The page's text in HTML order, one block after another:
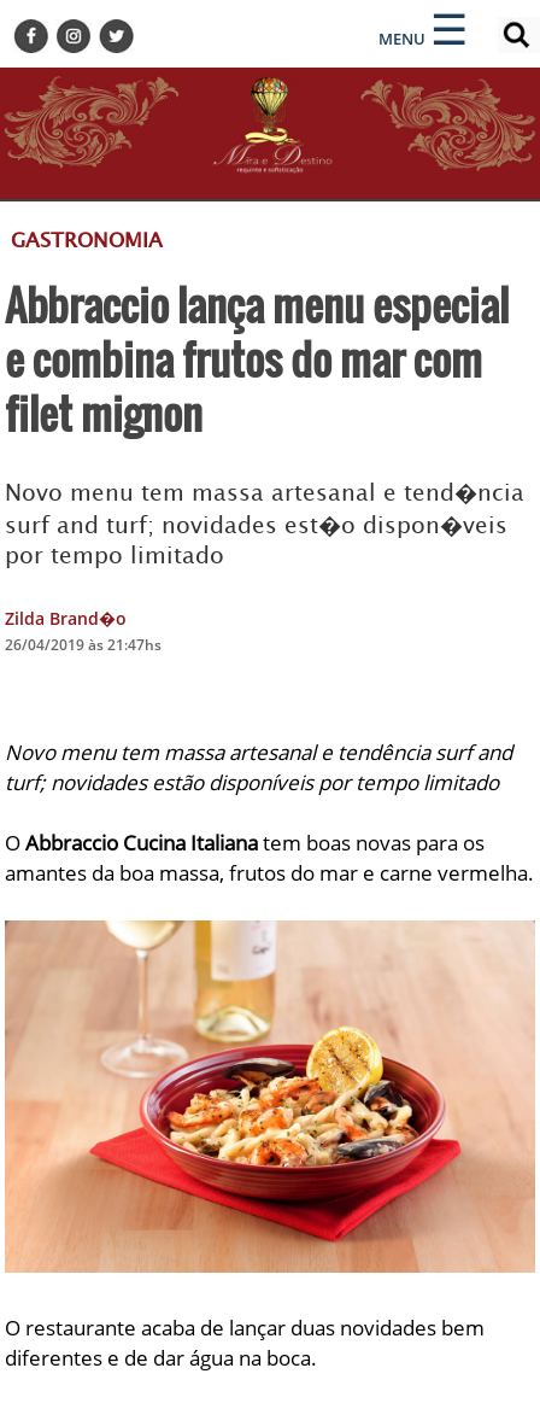
MENU ☰
×
BELEZA
BUSINESS E NEGÓCIOS
CULTURA
DESTINOS
GASTRONOMIA
HOTELARIA
MODA
TURISMO
ZILDA BRANDÃO
FALE CONOSCO
×
ENCONTRE SUA NOTÍCIA
GASTRONOMIA
Abbraccio lança menu especial
e combina frutos do mar com
filet mignon
Novo menu tem massa artesanal e tend�ncia
surf and turf; novidades est�o dispon�veis
por tempo limitado
Zilda Brand�o
26/04/2019 às 21:47hs
Novo menu tem massa artesanal e tendência surf and
turf; novidades estão disponíveis por tempo limitado
OAbbraccio Cucina Italianatem boas novas para os
amantes da boa massa, frutos do mar e carne vermelha.
O restaurante acaba de lançar duas novidades bem
diferentes e de dar água na boca.